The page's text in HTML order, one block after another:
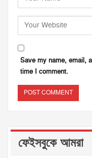
Save my name, email,
time I comment.
ফেইসবুকে আমরা